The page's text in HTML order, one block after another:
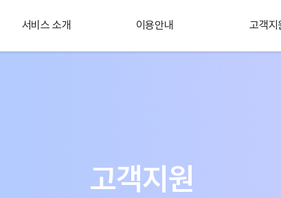
서비스 소개 이용안내 고객지
고객지원